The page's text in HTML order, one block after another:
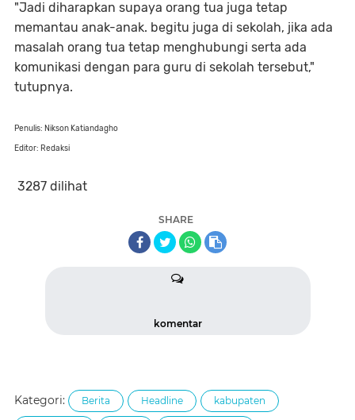
"Jadi diharapkan supaya orang tua juga tetap
memantau anak-anak. begitu juga di sekolah, jika ada
masalah orang tua tetap menghubungi serta ada
komunikasi dengan para guru di sekolah tersebut,"
tutupnya.
Penulis: Nikson Katiandagho
Editor: Redaksi
3287 dilihat
SHARE
komentar
Kategori: Berita Headline kabupaten